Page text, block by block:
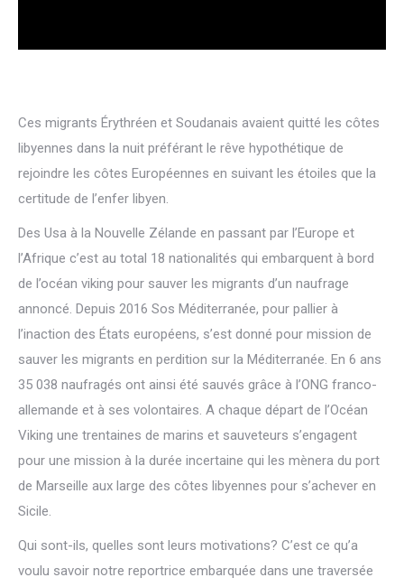
Ces migrants Érythréen et Soudanais avaient quitté les côtes
libyennes dans la nuit préférant le rêve hypothétique de
rejoindre les côtes Européennes en suivant les étoiles que la
certitude de l’enfer libyen.
Des Usa à la Nouvelle Zélande en passant par l’Europe et
l’Afrique c’est au total 18 nationalités qui embarquent à bord
de l’océan viking pour sauver les migrants d’un naufrage
annoncé. Depuis 2016 Sos Méditerranée, pour pallier à
l’inaction des États européens, s’est donné pour mission de
sauver les migrants en perdition sur la Méditerranée. En 6 ans
35 038 naufragés ont ainsi été sauvés grâce à l’ONG franco-
allemande et à ses volontaires. A chaque départ de l’Océan
Viking une trentaines de marins et sauveteurs s’engagent
pour une mission à la durée incertaine qui les mènera du port
de Marseille aux large des côtes libyennes pour s’achever en
Sicile.
Qui sont-ils, quelles sont leurs motivations? C’est ce qu’a
voulu savoir notre reportrice embarquée dans une traversée